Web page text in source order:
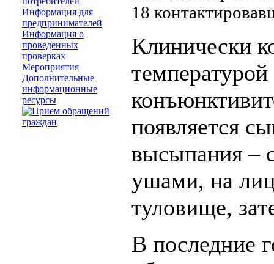
Информация для
предпринимателей
Информация о
проведенных
проверках
Мероприятия
Дополнительные
информационные
ресурсы
18
Клинически
появляется
высыпания –
ушами, на
туловище,
В последние